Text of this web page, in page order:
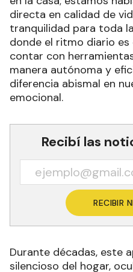
directa en calidad de
tranquilidad para toda
donde el ritmo diario es
contar con
manera autónoma y
diferencia abismal en
emocional.
Recibí las
RECIBIR
Durante décadas, este
silencioso del hogar,